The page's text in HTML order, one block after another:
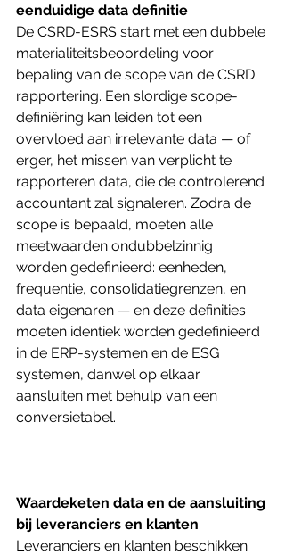
eenduidige data definitie
De CSRD-ESRS start met een dubbele
materialiteitsbeoordeling voor
bepaling van de scope van de CSRD
rapportering. Een slordige scope-
definiëring kan leiden tot een
overvloed aan irrelevante data — of
erger, het missen van verplicht te
rapporteren data, die de controlerend
accountant zal signaleren. Zodra de
scope is bepaald, moeten alle
meetwaarden ondubbelzinnig
worden gedefinieerd: eenheden,
frequentie, consolidatiegrenzen, en
data eigenaren — en deze definities
moeten identiek worden gedefinieerd
in de ERP-systemen en de ESG
systemen, danwel op elkaar
aansluiten met behulp van een
conversietabel.
Waardeketen data en de aansluiting
bij leveranciers en klanten
Leveranciers en klanten beschikken